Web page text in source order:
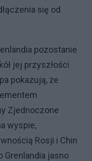
się od
pozostanie
jej przyszłości
pokazują, że
Zjednoczone
wyspie,
Rosji i Chin
Grenlandia jasno